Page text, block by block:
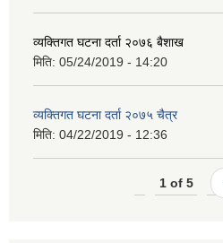
व्यक्तिगत घटना दर्ता २०७६ बैशाख
मिति: 05/24/2019 - 14:20
व्यक्तिगत घटना दर्ता २०७५ चैत्र
मिति: 04/22/2019 - 12:36
1 of 5